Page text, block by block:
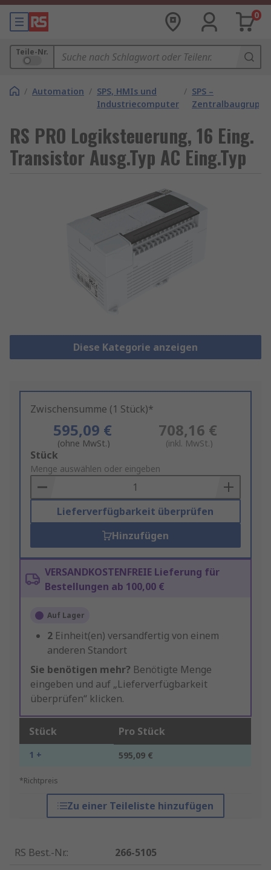
0
Teile-Nr.
/ Automation / SPS, HMIs und
Industriecomputer
/ SPS –
RS PRO Logiksteuerung, 16 Eing.
Transistor Ausg.Typ AC Eing.Typ
Diese Kategorie anzeigen
Zwischensumme (1 Stück)*
595,09 €
(ohne MwSt.)
708,16 €
(inkl. MwSt.)
Add
to
Basket
Stück
Menge auswählen oder eingeben
Lieferverfügbarkeit überprüfen
Hinzufügen
VERSANDKOSTENFREIE Lieferung für
Bestellungen ab 100,00 €
Auf Lager
2 Einheit(en) versandfertig von einem
anderen Standort
Sie benötigen mehr? Benötigte Menge
eingeben und auf „Lieferverfügbarkeit
überprüfen“ klicken.
Stück Pro Stück
1 + 595,09 €
*Richtpreis
Zu einer Teileliste hinzufügen
RS Best.-Nr.:
266-5105